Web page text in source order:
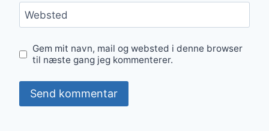
Websted
Gem mit navn, mail og websted i denne browser
til næste gang jeg kommenterer.